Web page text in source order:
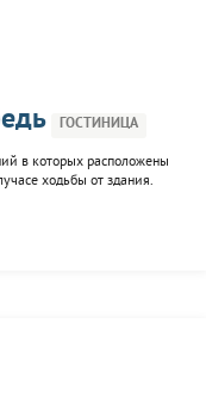
ГОСТИНИЦА
в которых расположены
ходьбы от здания.
услугам гостей зеленый
отдыха как взрослых
автостоянка.